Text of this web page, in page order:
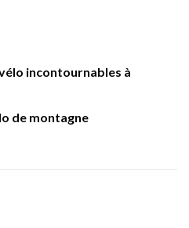
incontournables à
de montagne